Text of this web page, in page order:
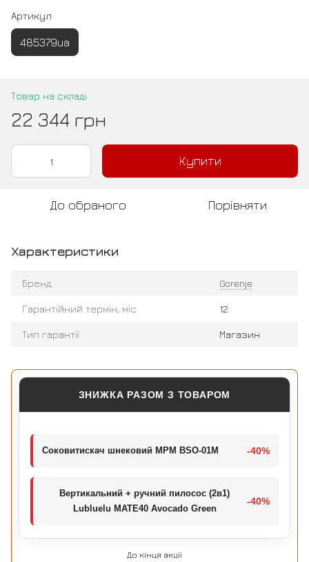
Артикул
485379ua
Товар на складі
22 344 грн
Купити
До обраного Порівняти
Характеристики
Бренд Gorenje
Гарантійний термін, міс. 12
Тип гарантії Магазин
ЗНИЖКА РАЗОМ З ТОВАРОМ
Соковитискач шнековий MPM BSO-01M -40%
Вертикальний + ручний пилосос (2в1)
Lubluelu MATE40 Avocado Green
-40%
До кінця акції